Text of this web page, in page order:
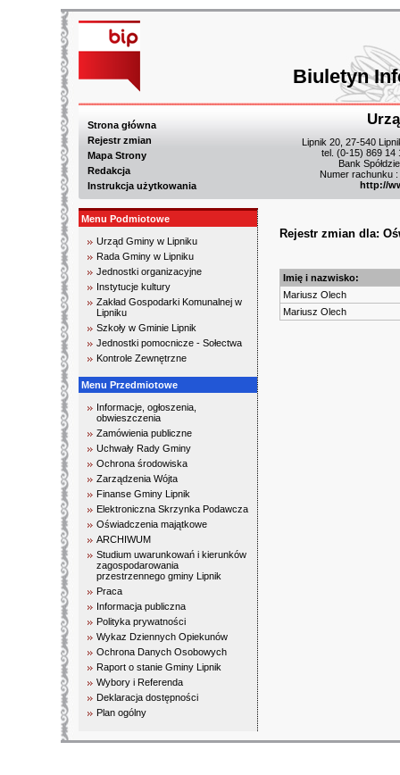
Biuletyn
Strona główna
Rejestr zmian
Mapa Strony
Redakcja
Instrukcja użytkowania
Lipnik 20, 27-540
tel. (0-15) 869 14
Bank
Numer rachunku
http://
Menu Podmiotowe
Urząd Gminy w Lipniku
Rada Gminy w Lipniku
Jednostki organizacyjne
Instytucje kultury
Zakład Gospodarki Komunalnej w
Lipniku
Szkoły w Gminie Lipnik
Jednostki pomocnicze - Sołectwa
Kontrole Zewnętrzne
Menu Przedmiotowe
Informacje, ogłoszenia,
obwieszczenia
Zamówienia publiczne
Uchwały Rady Gminy
Ochrona środowiska
Zarządzenia Wójta
Finanse Gminy Lipnik
Elektroniczna Skrzynka Podawcza
Oświadczenia majątkowe
ARCHIWUM
Studium uwarunkowań i kierunków
zagospodarowania
przestrzennego gminy Lipnik
Praca
Informacja publiczna
Polityka prywatności
Wykaz Dziennych Opiekunów
Ochrona Danych Osobowych
Raport o stanie Gminy Lipnik
Wybory i Referenda
Deklaracja dostępności
Plan ogólny
Rejestr zmian dla:
Imię i nazwisko:
Mariusz Olech
Mariusz Olech